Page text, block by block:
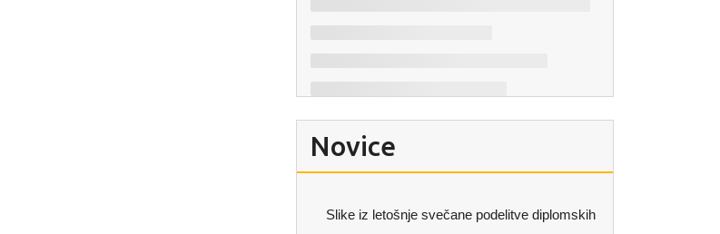
Novice
Slike iz letošnje svečane podelitve diplomskih